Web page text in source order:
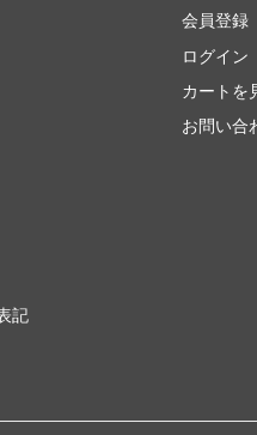
会員登録
ログイン
カートを
お問い合
記